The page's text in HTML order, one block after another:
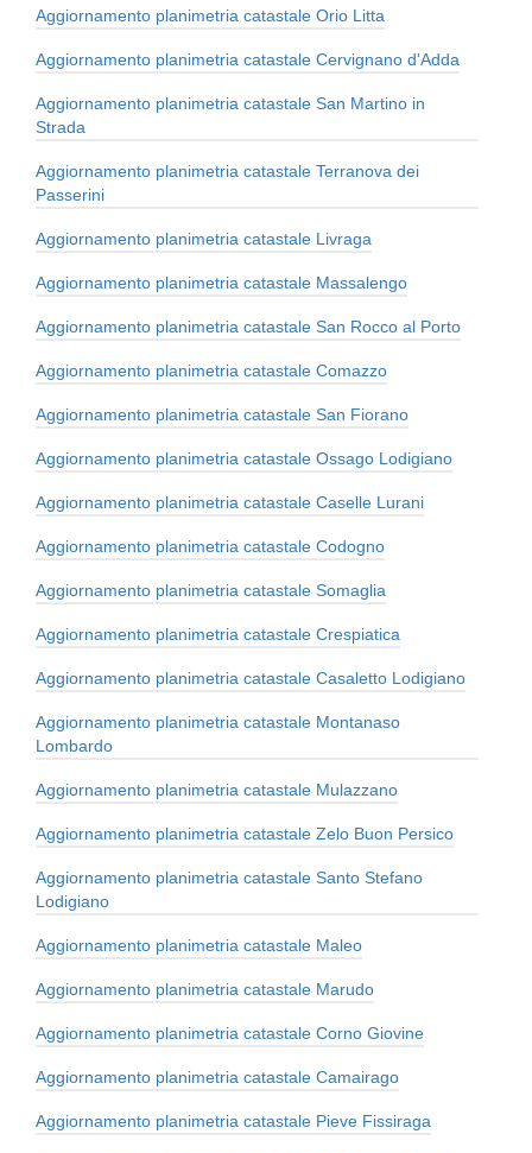
Aggiornamento planimetria catastale Orio Litta
Aggiornamento planimetria catastale Cervignano d'Adda
Aggiornamento planimetria catastale San Martino in
Strada
Aggiornamento planimetria catastale Terranova dei
Passerini
Aggiornamento planimetria catastale Livraga
Aggiornamento planimetria catastale Massalengo
Aggiornamento planimetria catastale San Rocco al Porto
Aggiornamento planimetria catastale Comazzo
Aggiornamento planimetria catastale San Fiorano
Aggiornamento planimetria catastale Ossago Lodigiano
Aggiornamento planimetria catastale Caselle Lurani
Aggiornamento planimetria catastale Codogno
Aggiornamento planimetria catastale Somaglia
Aggiornamento planimetria catastale Crespiatica
Aggiornamento planimetria catastale Casaletto Lodigiano
Aggiornamento planimetria catastale Montanaso
Lombardo
Aggiornamento planimetria catastale Mulazzano
Aggiornamento planimetria catastale Zelo Buon Persico
Aggiornamento planimetria catastale Santo Stefano
Lodigiano
Aggiornamento planimetria catastale Maleo
Aggiornamento planimetria catastale Marudo
Aggiornamento planimetria catastale Corno Giovine
Aggiornamento planimetria catastale Camairago
Aggiornamento planimetria catastale Pieve Fissiraga